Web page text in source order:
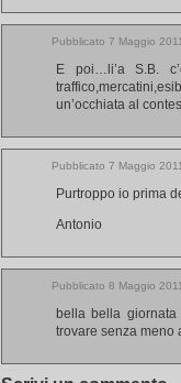
Pubblicato 7 Maggio
E poi…li’a S.B.
un’occhiata al
Pubblicato 7 Maggio
Purtroppo io prima
Antonio
Pubblicato 8 Maggio
bella bella
trovare senza meno